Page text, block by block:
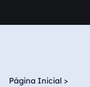
Página Inicial >